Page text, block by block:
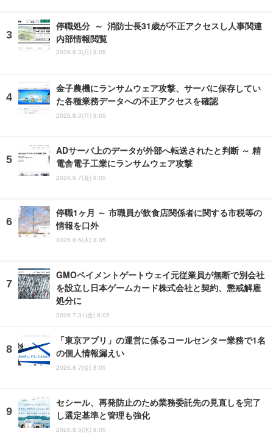
停職処分 ～ 消防士長31歳が不正アクセスし人事関連
内部情報閲覧
2026.8.3(月) 8:05
金子農機にランサムウェア攻撃、サーバに保存してい
た各種業務データへの不正アクセスを確認
2026.8.3(月) 8:05
ADサーバ上のデータが外部へ転送されたと判断 ～ 精
電舎電子工業にランサムウェア攻撃
2026.8.7(金) 8:05
停職1ヶ月 ～ 市職員が飲食店関係者に関する市税等の
情報を口外
2026.8.6(木) 8:05
GMOペイメントゲートウェイ元従業員が無断で別会社
を設立し日本ゲームカード株式会社と契約、懲戒解雇
処分に
2026.7.31(金) 8:05
「東京アプリ」の運営に係るコールセンター業務で1名
の個人情報漏えい
2026.8.7(金) 8:05
セシール、再発防止のため業務委託先の見直しを完了
し選定基準と管理も強化
2026.8.5(水) 8:05